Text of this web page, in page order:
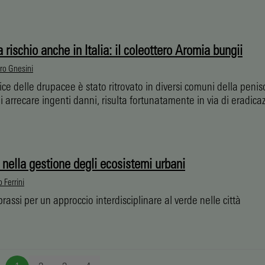
rischio anche in Italia: il coleottero Aromia bungii
Gnesini
delle drupacee è stato ritrovato in diversi comuni della
arrecare ingenti danni, risulta fortunatamente in via di
gestione degli ecosistemi urbani
Ferrini
per un approccio interdisciplinare al verde nelle città